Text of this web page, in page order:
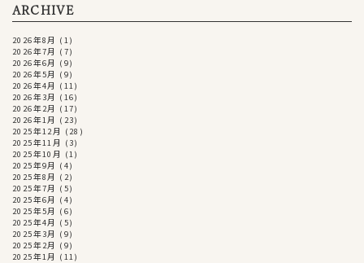
ARCHIVE
2026年8月 (1)
2026年7月 (7)
2026年6月 (9)
2026年5月 (9)
2026年4月 (11)
2026年3月 (16)
2026年2月 (17)
2026年1月 (23)
2025年12月 (28)
2025年11月 (3)
2025年10月 (1)
2025年9月 (4)
2025年8月 (2)
2025年7月 (5)
2025年6月 (4)
2025年5月 (6)
2025年4月 (5)
2025年3月 (9)
2025年2月 (9)
2025年1月 (11)